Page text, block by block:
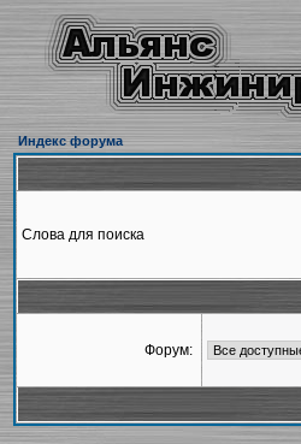
Индекс форума
Слова для поиска
Форум: